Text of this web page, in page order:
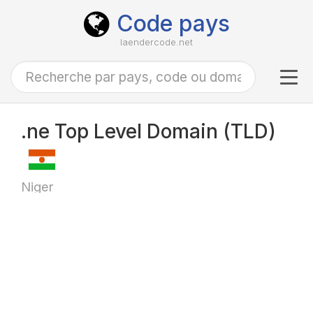
Code pays
laendercode.net
.ne Top Level Domain (TLD)
Niger